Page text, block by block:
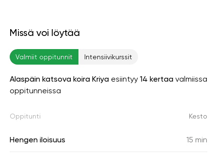
Missä voi löytää
Valmiit oppitunnit Intensiivikurssit
Alaspäin katsova koira Kriya esiintyy 14 kertaa valmiissa
oppitunneissa
Oppitunti Kesto
Hengen iloisuus 15 min